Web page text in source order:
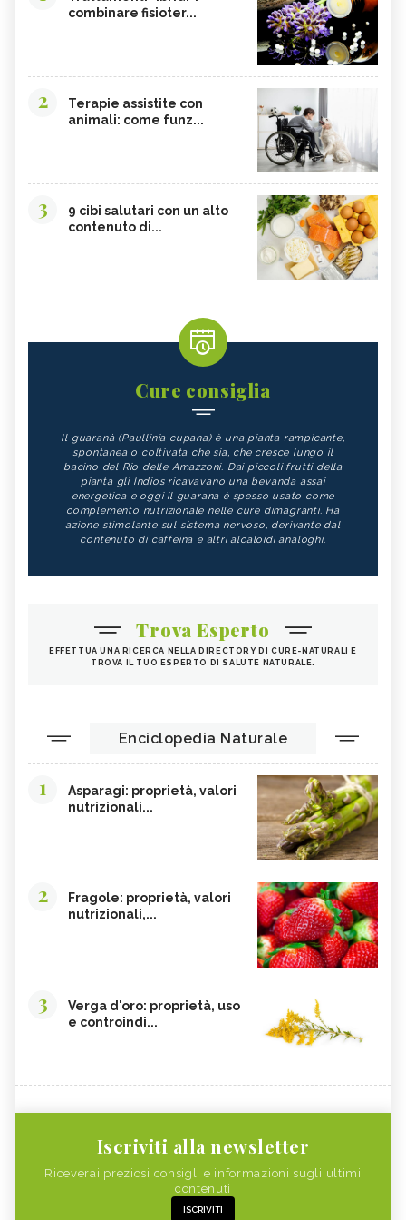
KAPOK BUSH, IL FIORE
AUSTRALIANO
AUSTRALIANO
AUSTRALIANO
GYMEA LILY, IL FIORE
AUSTRALIANO
FRESHWATER MANGROVE, IL FIORE
AUSTRALIANO
BANKSIA ROBUR, IL FIORE
AUSTRALIANO
combinare fisioter...
2
Terapie assistite con
animali: come funz...
3
9 cibi salutari con un alto
contenuto di...
Cure consiglia
Il guaranà (Paullinia cupana) è una pianta rampicante,
spontanea o coltivata che sia, che cresce lungo il
bacino del Rio delle Amazzoni. Dai piccoli frutti della
pianta gli Indios ricavavano una bevanda assai
energetica e oggi il guaranà è spesso usato come
complemento nutrizionale nelle cure dimagranti. Ha
azione stimolante sul sistema nervoso, derivante dal
contenuto di caffeina e altri alcaloidi analoghi.
Trova Esperto
EFFETTUA UNA RICERCA NELLA DIRECTORY DI CURE-NATURALI E
TROVA IL TUO ESPERTO DI SALUTE NATURALE.
Enciclopedia Naturale
1
Asparagi: proprietà, valori
nutrizionali...
2
Fragole: proprietà, valori
nutrizionali,...
3
Verga d'oro: proprietà, uso
e controindi...
Iscriviti alla newsletter
Riceverai preziosi consigli e informazioni sugli ultimi
contenuti
ISCRIVITI